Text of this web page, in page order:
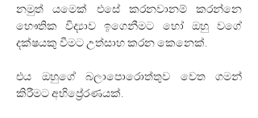
නමුත් යමෙක් එසේ කරනවානම් කරන්නෙ
භෞතික විද්‍යාව ඉගෙනීමට හෝ ඔහු වගේ
දක්ෂයකු වීමට උත්සාහ කරන කෙනෙක්.
එය ඔහුගේ බලාපොරොත්තුව වෙත ගමන්
කිරීමට අභිප්‍රේරණයක්.